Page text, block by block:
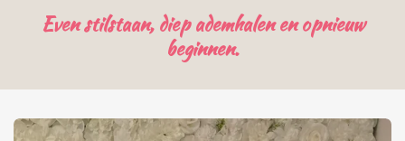
Even stilstaan, diep ademhalen en opnieuw
beginnen.